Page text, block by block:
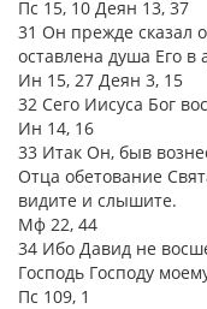
Пс 15, 10 Деян 13, 37
31 Он прежде сказал
оставлена душа Его в
Ин 15, 27 Деян 3, 15
32 Сего Иисуса Бог
Ин 14, 16
33 Итак Он, быв
Отца обетование
видите и слышите.
Мф 22, 44
34 Ибо Давид не
Господь Господу
Пс 109, 1